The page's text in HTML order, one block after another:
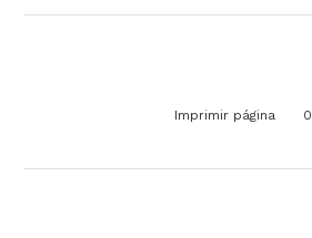
Imprimir página 0